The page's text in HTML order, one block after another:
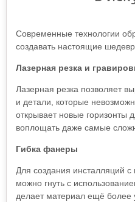
Современные технологии
создавать настоящие
Лазерная резка и
Лазерная резка позволяет
и детали, которые
открывает новые горизонты
воплощать даже самые
Гибка фанеры
Для создания инсталляций
можно гнуть с
делает материал ещё более